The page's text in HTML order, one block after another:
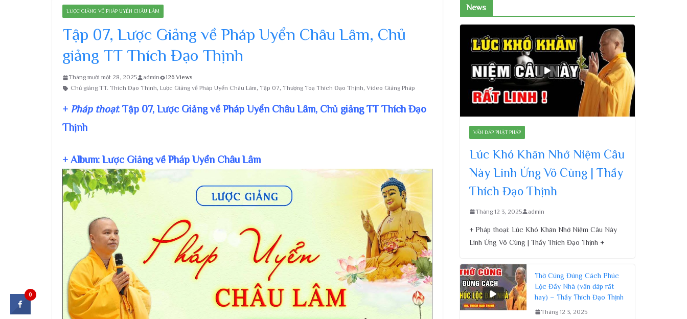
LƯỢC GIẢNG VỀ PHÁP UYỂN CHÂU LÂM
Tập 07, Lược Giảng về Pháp Uyển Châu Lâm, Chủ
giảng TT Thích Đạo Thịnh
Tháng mười một 28, 2025 admin
126 Views
Chủ giảng TT. Thích Đạo Thịnh, Lược Giảng về Pháp Uyển Châu Lâm, Tập 07, Thượng Toạ Thích Đạo Thịnh, Video Giảng Pháp
+ Pháp thoại: Tập 07, Lược Giảng về Pháp Uyển Châu Lâm, Chủ giảng TT Thích Đạo
Thịnh
+ Album: Lược Giảng về Pháp Uyển Châu Lâm
News
VẤN ĐÁP PHẬT PHÁP
Lúc Khó Khăn Nhớ Niệm Câu
Này Linh Ứng Vô Cùng | Thầy
Thích Đạo Thịnh
Tháng 12 3, 2025 admin
+ Pháp thoại: Lúc Khó Khăn Nhớ Niệm Câu Này
Linh Ứng Vô Cùng | Thầy Thích Đạo Thịnh +
Thờ Cúng Đúng Cách Phúc
Lộc Đầy Nhà (vấn đáp rất
hay) – Thầy Thích Đạo Thịnh
Tháng 12 3, 2025
0